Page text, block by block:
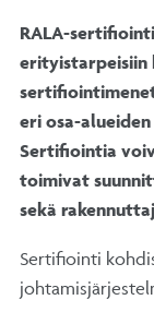
RALA-
erityistarpeisiin
eri osa-
Sertifiointia
toimivat
sekä
Sertifiointi